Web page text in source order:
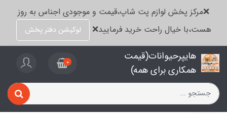
❌مرکز پخش لوازم پت شاپ،قیمت و موجودی اجناس به روز
هست،با خیال راحت خرید فرمایید❌
لوکیشن دفتر پخش
هایپرحیوانات(قیمت
همکاری برای همه)
0